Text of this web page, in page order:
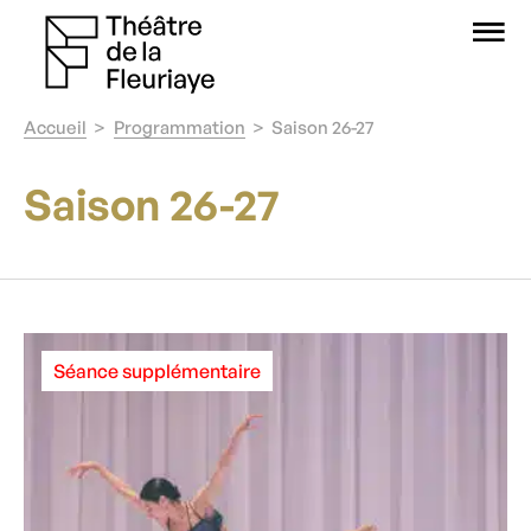
Accueil Programmation Saison 26-27
Saison 26-27
Séance supplémentaire